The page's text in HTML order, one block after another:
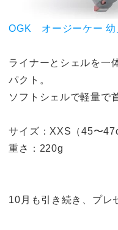
OGK オージーケー 幼
ライナーとシェルを一
パクト。
ソフトシェルで軽量で
サイズ：XXS（45〜
重さ：220g
10月も引き続き、プレ